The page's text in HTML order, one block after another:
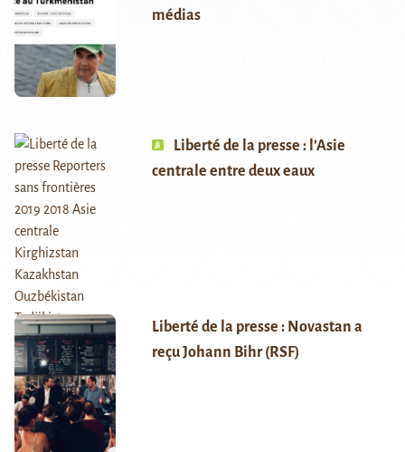
médias
Liberté de la presse : l’Asie
centrale entre deux eaux
Liberté de la presse : Novastan a
reçu Johann Bihr (RSF)